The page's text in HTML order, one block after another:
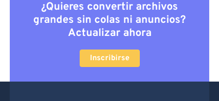
¿Quieres convertir archivos
grandes sin colas ni anuncios?
Actualizar ahora
Inscribirse